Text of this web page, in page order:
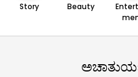
Story Beauty